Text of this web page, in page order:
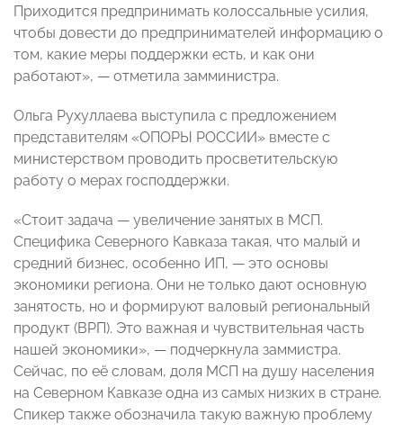
Приходится предпринимать колоссальные усилия,
чтобы довести до предпринимателей информацию о
том, какие меры поддержки есть, и как они
работают», — отметила замминистра.
Ольга Рухуллаева выступила с предложением
представителям «ОПОРЫ РОССИИ» вместе с
министерством проводить просветительскую
работу о мерах господдержки.
«Стоит задача — увеличение занятых в МСП.
Специфика Северного Кавказа такая, что малый и
средний бизнес, особенно ИП, — это основы
экономики региона. Они не только дают основную
занятость, но и формируют валовый региональный
продукт (ВРП). Это важная и чувствительная часть
нашей экономики», — подчеркнула заммистра.
Сейчас, по её словам, доля МСП на душу населения
на Северном Кавказе одна из самых низких в стране.
Спикер также обозначила такую важную проблему